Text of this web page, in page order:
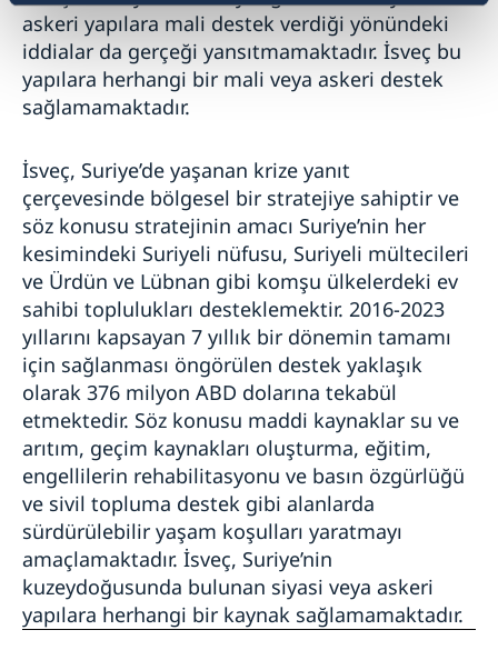
askeri yapılara mali destek verdiği yönündeki
iddialar da gerçeği yansıtmamaktadır. İsveç bu
yapılara herhangi bir mali veya askeri destek
sağlamamaktadır.
İsveç, Suriye’de yaşanan krize yanıt
çerçevesinde bölgesel bir stratejiye sahiptir ve
söz konusu stratejinin amacı Suriye’nin her
kesimindeki Suriyeli nüfusu, Suriyeli mültecileri
ve Ürdün ve Lübnan gibi komşu ülkelerdeki ev
sahibi toplulukları desteklemektir. 2016-2023
yıllarını kapsayan 7 yıllık bir dönemin tamamı
için sağlanması öngörülen destek yaklaşık
olarak 376 milyon ABD dolarına tekabül
etmektedir. Söz konusu maddi kaynaklar su ve
arıtım, geçim kaynakları oluşturma, eğitim,
engellilerin rehabilitasyonu ve basın özgürlüğü
ve sivil topluma destek gibi alanlarda
sürdürülebilir yaşam koşulları yaratmayı
amaçlamaktadır. İsveç, Suriye’nin
kuzeydoğusunda bulunan siyasi veya askeri
yapılara herhangi bir kaynak sağlamamaktadır.